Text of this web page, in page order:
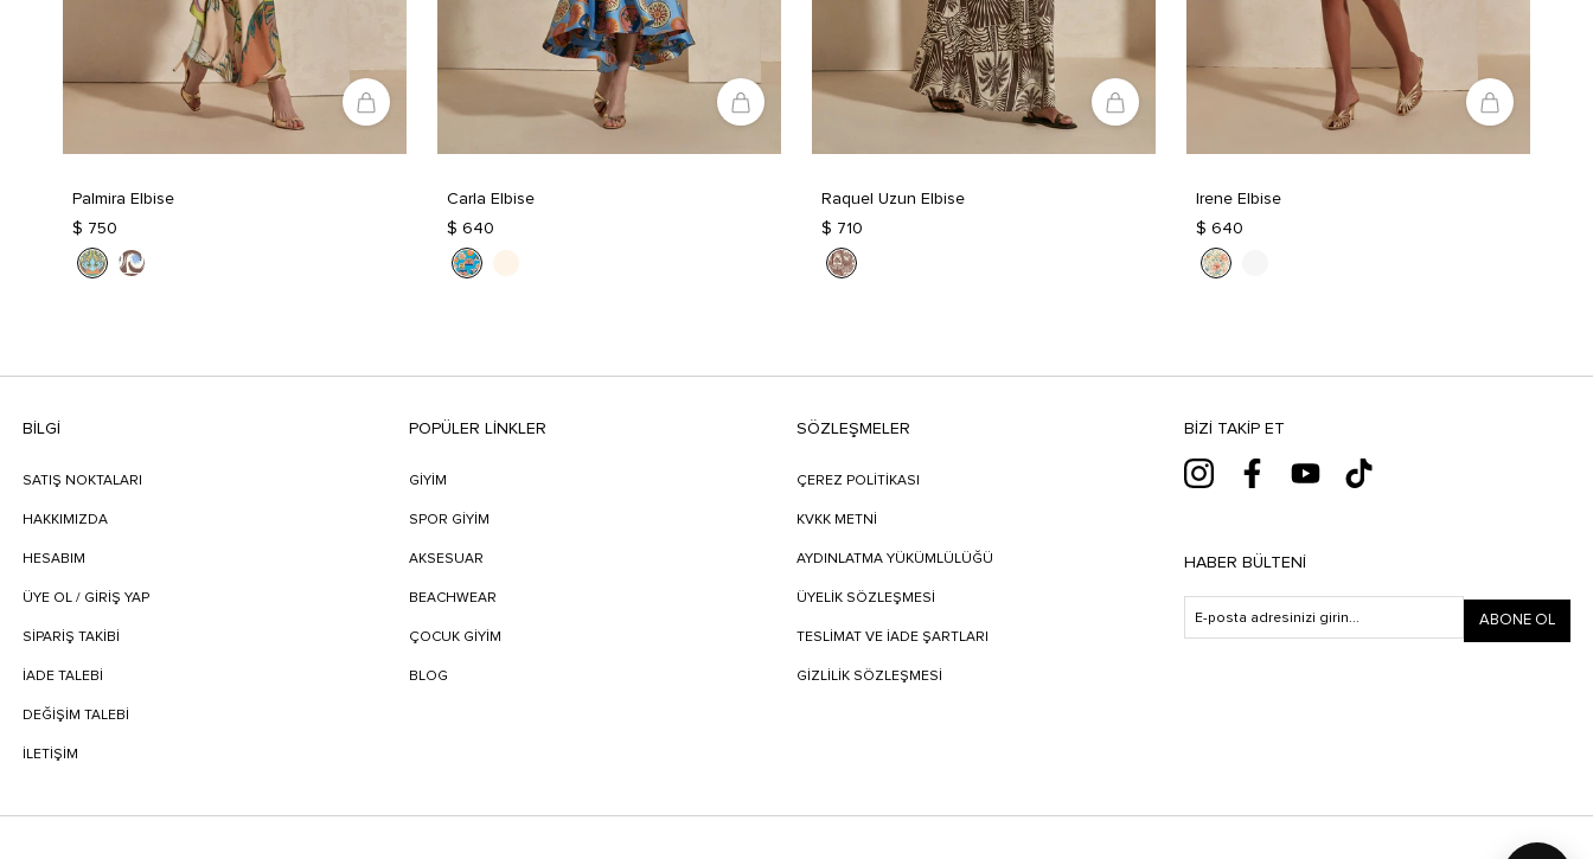
Palmira Elbise
$ 750
Carla Elbise
$ 640
Raquel Uzun Elbise
$ 710
Irene Elbise
$ 640
BILGI
SATIŞ NOKTALARI
HAKKIMIZDA
HESABIM
ÜYE OL / GİRİŞ YAP
SIPARIŞ TAKIBI
İADE TALEBI
DEĞIŞIM TALEBI
İLETIŞIM
POPÜLER LİNKLER
GİYİM
SPOR GİYİM
AKSESUAR
BEACHWEAR
ÇOCUK GİYİM
BLOG
SÖZLEŞMELER
ÇEREZ POLİTİKASI
KVKK METNİ
AYDINLATMA YÜKÜMLÜLÜĞÜ
ÜYELIK SÖZLEŞMESI
TESLIMAT VE İADE ŞARTLARI
GİZLİLİK SÖZLEŞMESİ
BIZI TAKIP ET
HABER BÜLTENI
ABONE OL